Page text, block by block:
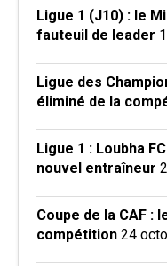
Ligue 1 (J10) : le
fauteuil de leader
Ligue des
éliminé de la
Ligue 1 : Loubha
nouvel entraîneur
Coupe de la CAF :
compétition 24